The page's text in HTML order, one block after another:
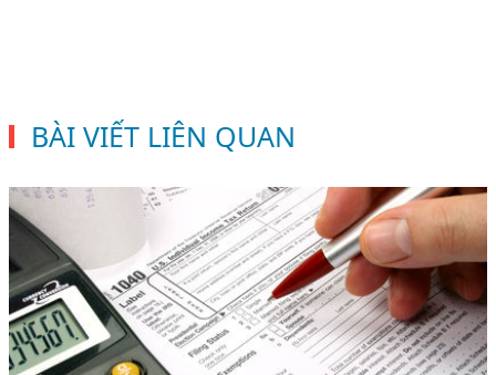
BÀI VIẾT LIÊN QUAN